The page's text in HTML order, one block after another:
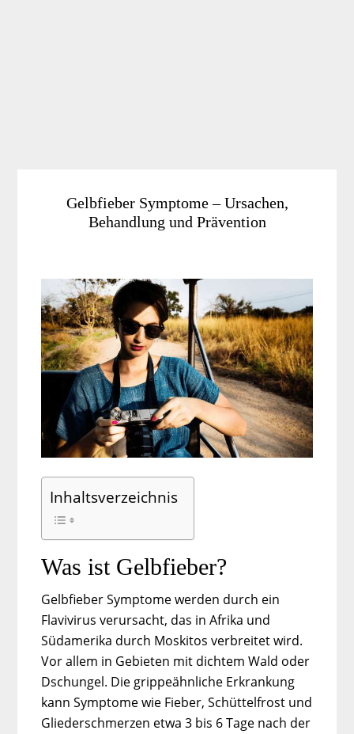
Gelbfieber Symptome – Ursachen,
Behandlung und Prävention
Inhaltsverzeichnis
Was ist Gelbfieber?
Gelbfieber Symptome werden durch ein
Flavivirus verursacht, das in Afrika und
Südamerika durch Moskitos verbreitet wird.
Vor allem in Gebieten mit dichtem Wald oder
Dschungel. Die grippeähnliche Erkrankung
kann Symptome wie Fieber, Schüttelfrost und
Gliederschmerzen etwa 3 bis 6 Tage nach der